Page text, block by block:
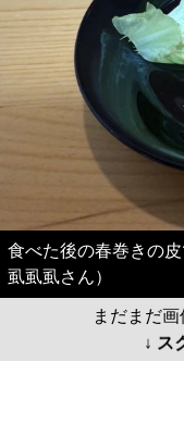
食べた後の春巻きの
虱虱虱さん）
まだまだ画
↓ ス